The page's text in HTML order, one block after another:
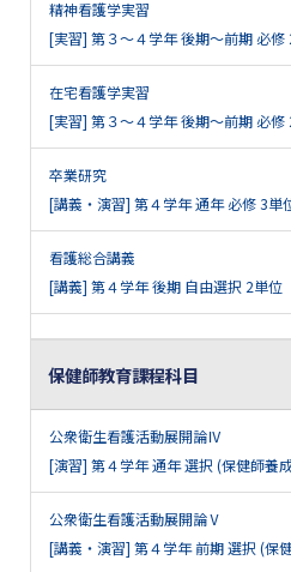
精神看護学実習
[実習] 第３～４学年 後期～前期 必修
在宅看護学実習
[実習] 第３～４学年 後期～前期 必修
卒業研究
[講義・演習] 第４学年 通年 必修 3単
看護総合講義
[講義] 第４学年 後期 自由選択 2単位
保健師教育課程科目
公衆衛生看護活動展開論Ⅳ
[演習] 第４学年 通年 選択 (保健師養
公衆衛生看護活動展開論Ⅴ
[講義・演習] 第４学年 前期 選択 (保